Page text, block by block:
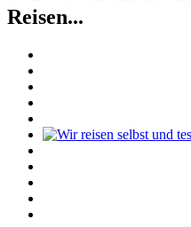
Reisen...